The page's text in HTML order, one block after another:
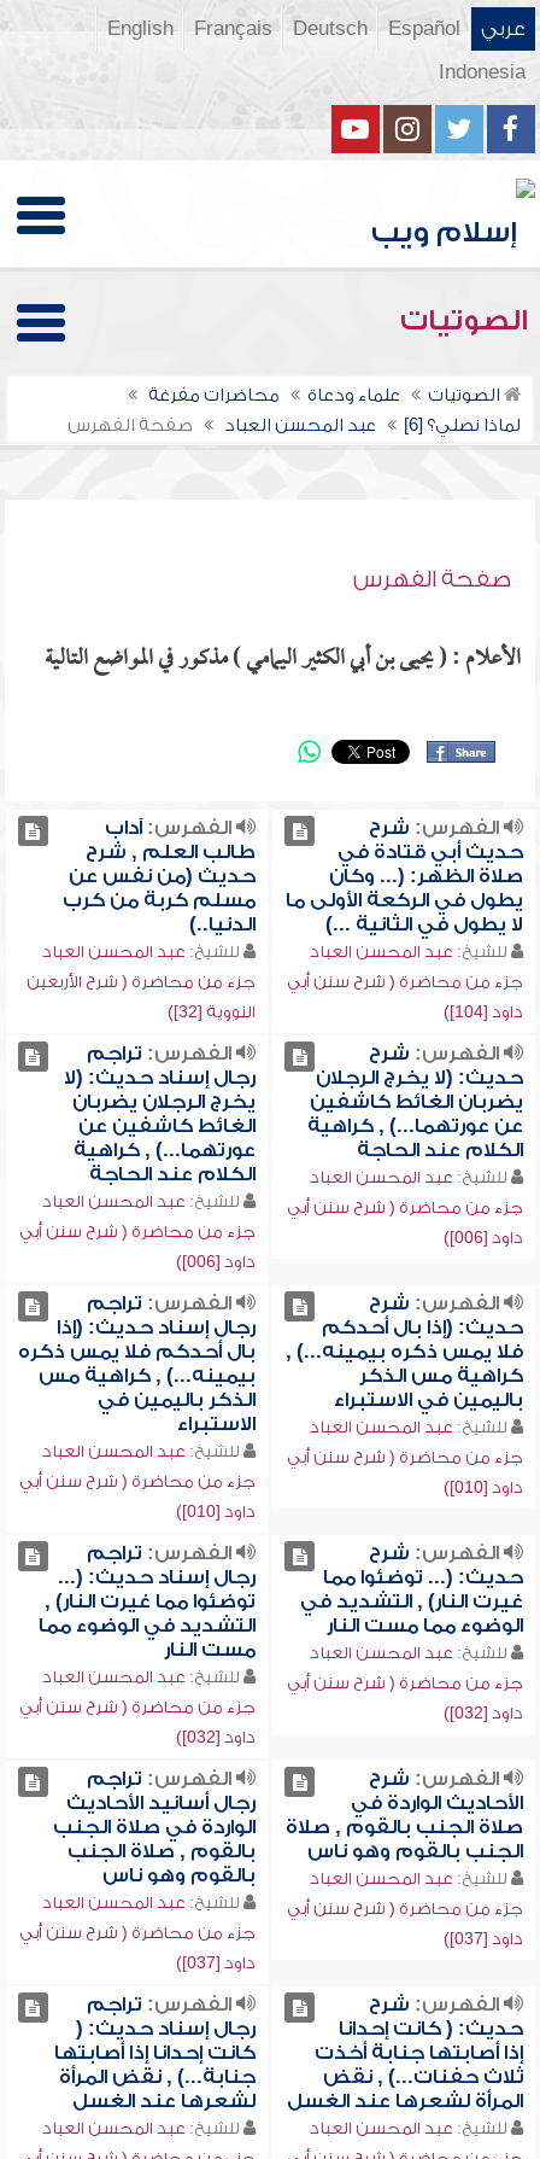
عربي Español
Deutsch
Français
English
Indonesia
الصوتيات
الصوتيات علماء ودعاة
محاضرات مفرغة
لماذا نصلي؟ [6]
عبد المحسن العباد صفحة الفهرس
صفحة الفهرس
الأعلام : ( يحيى بن أبي الكثير اليمامي ) مذكور في المواضع التالية
الفهرس: شرح
حديث أبي قتادة في
صلاة الظهر: (... وكان
يطول في الركعة الأولى ما
لا يطول في الثانية ...)
للشيخ: عبد المحسن العباد
جزء من محاضرة ( شرح سنن أبي
داود [104])
الفهرس:آداب
طالب العلم , شرح
حديث (من نفس عن
مسلم كربة من كرب
الدنيا..)
للشيخ: عبد المحسن العباد
جزء من محاضرة ( شرح الأربعين
النووية [32])
الفهرس: شرح
حديث: (لا يخرج الرجلان
يضربان الغائط كاشفين
عن عورتهما...) , كراهية
الكلام عند الحاجة
للشيخ: عبد المحسن العباد
جزء من محاضرة ( شرح سنن أبي
داود [006])
الفهرس: تراجم
رجال إسناد حديث: (لا
يخرج الرجلان يضربان
الغائط كاشفين عن
عورتهما...) , كراهية
الكلام عند الحاجة
للشيخ: عبد المحسن العباد
جزء من محاضرة ( شرح سنن أبي
داود [006])
الفهرس: شرح
حديث: (إذا بال أحدكم
فلا يمس ذكره بيمينه...) ,
كراهية مس الذكر
باليمين في الاستبراء
للشيخ: عبد المحسن العباد
جزء من محاضرة ( شرح سنن أبي
داود [010])
الفهرس: تراجم
رجال إسناد حديث: (إذا
بال أحدكم فلا يمس ذكره
بيمينه...) , كراهية مس
الذكر باليمين في
الاستبراء
للشيخ: عبد المحسن العباد
جزء من محاضرة ( شرح سنن أبي
داود [010])
الفهرس: شرح
حديث: (... توضئوا مما
غيرت النار) , التشديد في
الوضوء مما مست النار
للشيخ: عبد المحسن العباد
جزء من محاضرة ( شرح سنن أبي
داود [032])
الفهرس: تراجم
رجال إسناد حديث: (...
توضئوا مما غيرت النار) ,
التشديد في الوضوء مما
مست النار
للشيخ: عبد المحسن العباد
جزء من محاضرة ( شرح سنن أبي
داود [032])
الفهرس: شرح
الأحاديث الواردة في
صلاة الجنب بالقوم , صلاة
الجنب بالقوم وهو ناس
للشيخ: عبد المحسن العباد
جزء من محاضرة ( شرح سنن أبي
داود [037])
الفهرس: تراجم
رجال أسانيد الأحاديث
الواردة في صلاة الجنب
بالقوم , صلاة الجنب
بالقوم وهو ناس
للشيخ: عبد المحسن العباد
جزء من محاضرة ( شرح سنن أبي
داود [037])
الفهرس: شرح
حديث: ( كانت إحدانا
إذا أصابتها جنابة أخذت
ثلاث حفنات...) , نقض
المرأة لشعرها عند الغسل
للشيخ: عبد المحسن العباد
الفهرس: تراجم
رجال إسناد حديث: (
كانت إحدانا إذا أصابتها
جنابة...) , نقض المرأة
لشعرها عند الغسل
للشيخ: عبد المحسن العباد